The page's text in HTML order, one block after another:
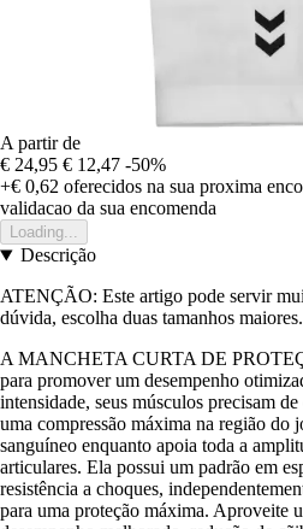
A partir de
€ 24,95 € 12,47 -50%
+€ 0,62 oferecidos na sua proxima
validacao da sua encomenda
Loading...
Descrição
ATENÇÃO: Este artigo pode servir
dúvida, escolha duas tamanhos maiores.
A MANCHETA CURTA DE
para promover um desempenho
intensidade, seus músculos precisam
uma compressão máxima na região do
sanguíneo enquanto apoia toda a
articulares. Ela possui um padrão em
resistência a choques,
para uma proteção máxima. Aproveite